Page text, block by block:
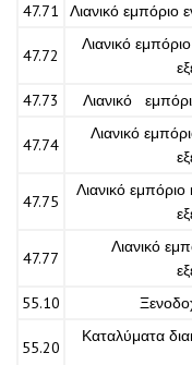
47.71
Λιανικό εμπόριο
47.72
Λιανικό
47.73
Λιανικό
47.74
Λιανικό
47.75
Λιανικό
47.77
Λιανικό
55.10
55.20
Καταλύματα